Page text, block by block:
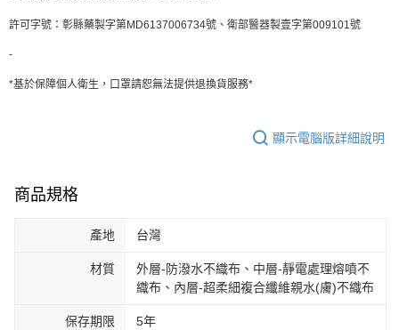
許可字號：彰縣藥製字第MD6137006734號、衛部醫器製壹字第009101號
-
*基於保障個人衛生，口罩請恕無法提供退換貨服務*
顯示電腦版詳細說明
商品規格
產地 台灣
材質
外層-防潑水不織布、中層-靜電處理熔噴不
織布、內層-超柔細複合纖維親水(膚)不織布
保存期限 5年